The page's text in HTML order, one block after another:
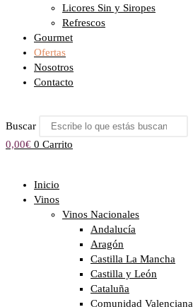
Licores Sin y Siropes
Refrescos
Gourmet
Ofertas
Nosotros
Contacto
Buscar
0,00€ 0 Carrito
Inicio
Vinos
Vinos Nacionales
Andalucía
Aragón
Castilla La Mancha
Castilla y León
Cataluña
Comunidad Valenciana